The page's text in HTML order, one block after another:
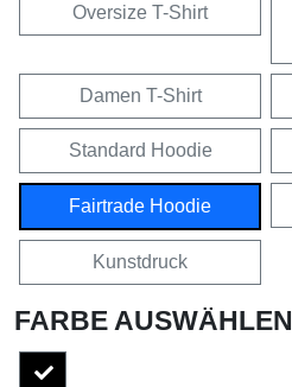
Oversize T-Shirt
Damen T-Shirt
Standard Hoodie
Fairtrade Hoodie
Kunstdruck
FARBE AUSWÄHLEN